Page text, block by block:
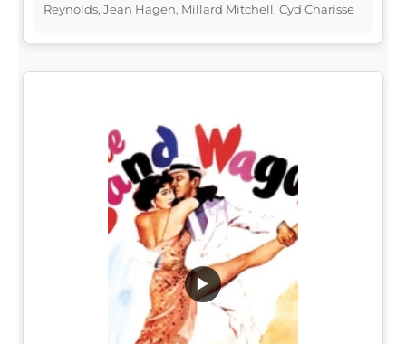
Reynolds, Jean Hagen, Millard Mitchell, Cyd Charisse
▶